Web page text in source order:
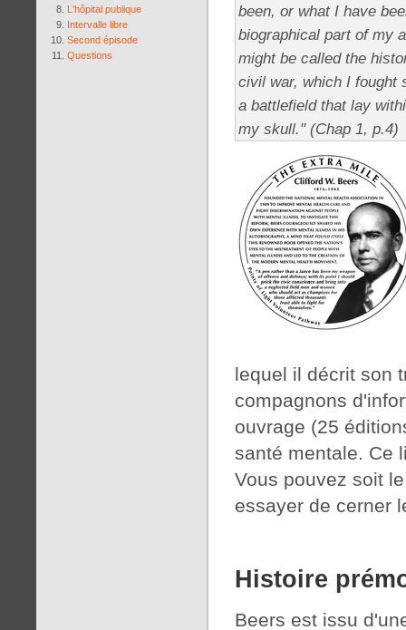
L'hôpital publique
Intervalle libre
Second épisode
Questions
been, or what I have
biographical part of my
might be called the
civil war, which I fought
a battlefield that lay
my skull." (Chap 1, p.4)
lequel il décrit son
compagnons
ouvrage (25
santé mentale. Ce
Vous pouvez soit
essayer de cerner
Histoire
Beers est issu